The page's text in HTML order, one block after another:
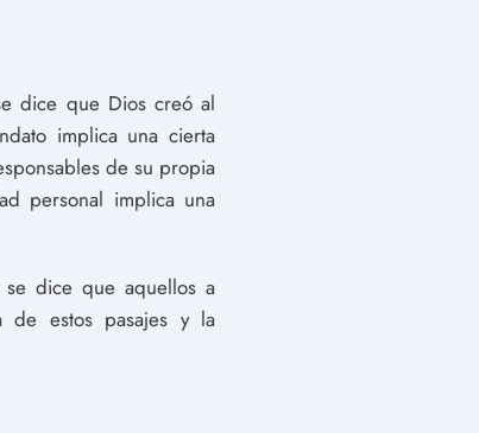
dice que Dios creó al
implica una cierta
de su propia
personal implica una
se dice que aquellos a
de estos pasajes y la